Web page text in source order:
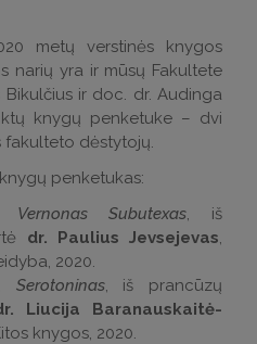
metų verstinės knygos
narių yra ir mūsų Fakultete
ir doc. dr. Audinga
knygų penketuke – dvi
fakulteto dėstytojų.
penketukas:
Vernonas Subutexas, iš
dr. Paulius Jevsejevas,
2020.
Serotoninas, iš prancūzų
Liucija Baranauskaitė-
knygos, 2020.